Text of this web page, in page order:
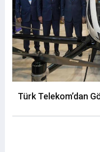
Türk Telekom’dan